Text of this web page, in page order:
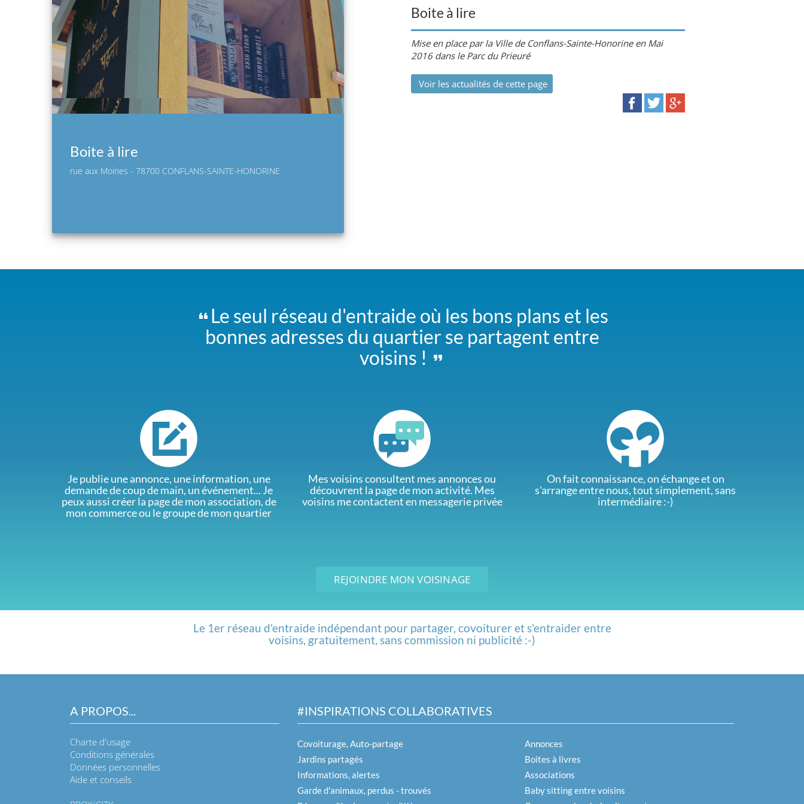
Boite à lire
rue aux Moines - 78700 CONFLANS-SAINTE-HONORINE
Boite à lire
Mise en place par la Ville de Conflans-Sainte-Honorine en Mai
2016 dans le Parc du Prieuré
Voir les actualités de cette page
Le seul réseau d'entraide où les bons plans et les
bonnes adresses du quartier se partagent entre
voisins !
Je publie une annonce, une information, une
demande de coup de main, un événement... Je
peux aussi créer la page de mon association, de
mon commerce ou le groupe de mon quartier
Mes voisins consultent mes annonces ou
découvrent la page de mon activité. Mes
voisins me contactent en messagerie privée
On fait connaissance, on échange et on
s'arrange entre nous, tout simplement, sans
intermédiaire :-)
REJOINDRE MON VOISINAGE
Le 1er réseau d'entraide indépendant pour partager, covoiturer et s'entraider entre
voisins, gratuitement, sans commission ni publicité :-)
A PROPOS...
Charte d'usage
Conditions générales
Données personnelles
Aide et conseils
#INSPIRATIONS COLLABORATIVES
Covoiturage, Auto-partage
Annonces
Jardins partagés
Boites à livres
Informations, alertes
Associations
Garde d'animaux, perdus - trouvés
Baby sitting entre voisins